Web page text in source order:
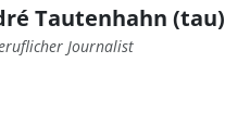
Tautenhahn (tau)
Journalist